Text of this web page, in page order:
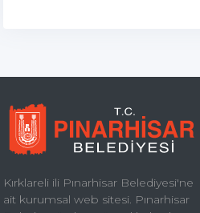
Kırklareli ili Pınarhisar Belediyesi'ne
ait kurumsal web sitesi. Pınarhisar